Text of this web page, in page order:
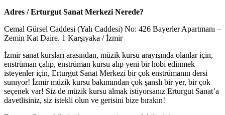
Adres / Erturgut Sanat Merkezi Nerede?
Cemal Gürsel Caddesi (Yalı Caddesi) No: 426 Bayerler Apartmanı –
Zemin Kat Daire. 1 Karşıyaka / İzmir
İzmir sanat kursları arasından, müzik kursu arayışında olanlar için,
enstrüman çalıp, enstrüman kursu alıp yeni bir hobi edinmek
isteyenler için, Erturgut Sanat Merkezi bir çok enstrümanın dersi
sunıyor! İzmir müzik kursu bakımından çok şanslı bir yer, bir çok
seçenek var! Siz de müzik kursu almak istiyorsanız Erturgut Sanat’a
davetlisiniz, siz istekli olun ve gerisini bize bırakın!